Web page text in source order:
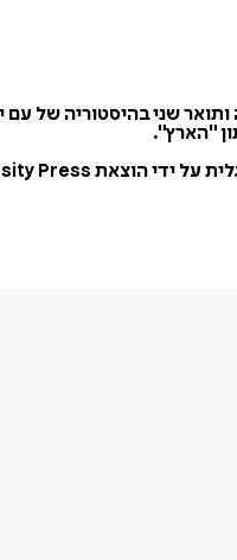
ותואר שני בהיסטוריה של
"הארץ".